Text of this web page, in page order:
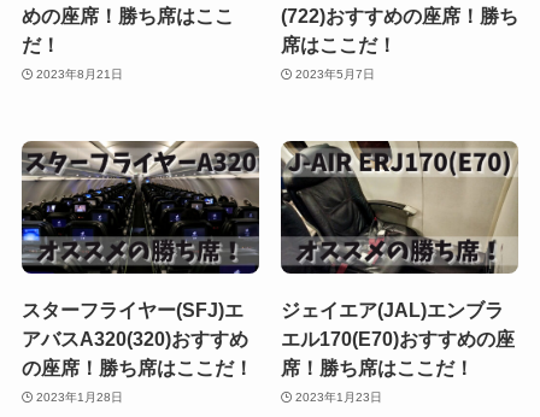
めの座席！勝ち席はここ
だ！
2023年8月21日
(722)おすすめの座席！勝ち
席はここだ！
2023年5月7日
スターフライヤー(SFJ)エ
アバスA320(320)おすすめ
の座席！勝ち席はここだ！
2023年1月28日
ジェイエア(JAL)エンブラ
エル170(E70)おすすめの座
席！勝ち席はここだ！
2023年1月23日